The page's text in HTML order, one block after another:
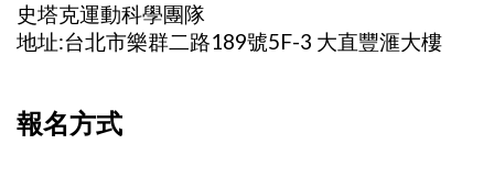
史塔克運動科學團隊
地址:台北市樂群二路189號5F-3 大直豐滙大樓
報名方式